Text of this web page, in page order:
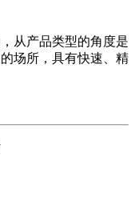
从产品类型的角度是
场所，具有快速、精